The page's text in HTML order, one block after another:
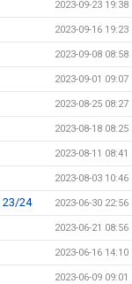
2023-09-23 19:38
2023-09-16 19:23
2023-09-08 08:58
2023-09-01 09:07
2023-08-25 08:27
2023-08-18 08:25
2023-08-11 08:41
2023-08-03 10:46
23/24 2023-06-30 22:56
2023-06-21 08:56
2023-06-16 14:10
2023-06-09 09:01